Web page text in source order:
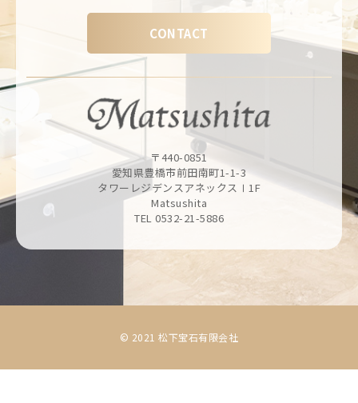
CONTACT
〒440-0851
愛知県豊橋市前田南町1-1-3
タワーレジデンスアネックスⅠ1F
Matsushita
TEL 0532-21-5886
© 2021 松下宝石有限会社